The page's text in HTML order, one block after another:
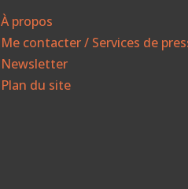
À propos
Me contacter / Services de
Newsletter
Plan du site